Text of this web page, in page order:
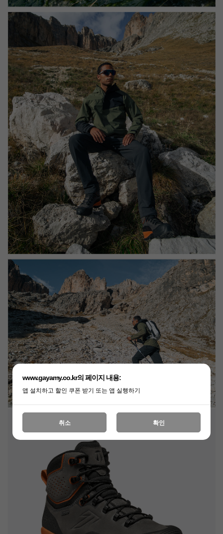
www.gayamy.co.kr의 페이지 내용:
앱 설치하고 할인 쿠폰 받기 또는 앱 실행하기
취소 확인